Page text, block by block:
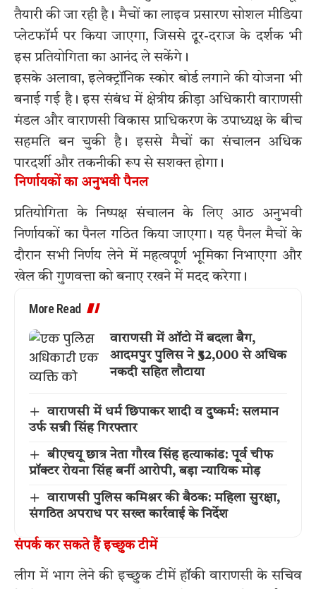
तैयारी की जा रही है। मैचों का लाइव प्रसारण सोशल मीडिया
प्लेटफॉर्म पर किया जाएगा, जिससे दूर-दराज के दर्शक भी
इस प्रतियोगिता का आनंद ले सकेंगे।
इसके अलावा, इलेक्ट्रॉनिक स्कोर बोर्ड लगाने की योजना भी
बनाई गई है। इस संबंध में क्षेत्रीय क्रीड़ा अधिकारी वाराणसी
मंडल और वाराणसी विकास प्राधिकरण के उपाध्यक्ष के बीच
सहमति बन चुकी है। इससे मैचों का संचालन अधिक
पारदर्शी और तकनीकी रूप से सशक्त होगा।
निर्णायकों का अनुभवी पैनल
प्रतियोगिता के निष्पक्ष संचालन के लिए आठ अनुभवी
निर्णायकों का पैनल गठित किया जाएगा। यह पैनल मैचों के
दौरान सभी निर्णय लेने में महत्वपूर्ण भूमिका निभाएगा और
खेल की गुणवत्ता को बनाए रखने में मदद करेगा।
More Read
वाराणसी में ऑटो में बदला बैग,
आदमपुर पुलिस ने ₹52,000 से अधिक
नकदी सहित लौटाया
वाराणसी में धर्म छिपाकर शादी व दुष्कर्म: सलमान
उर्फ सन्नी सिंह गिरफ्तार
बीएचयू छात्र नेता गौरव सिंह हत्याकांड: पूर्व चीफ
प्रॉक्टर रोयना सिंह बनीं आरोपी, बड़ा न्यायिक मोड़
वाराणसी पुलिस कमिश्नर की बैठक: महिला सुरक्षा,
संगठित अपराध पर सख्त कार्रवाई के निर्देश
संपर्क कर सकते हैं इच्छुक टीमें
लीग में भाग लेने की इच्छुक टीमें हॉकी वाराणसी के सचिव